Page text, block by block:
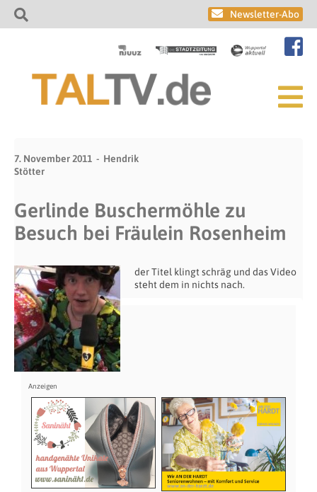
Newsletter-Abo
7. November 2011
Hendrik
Stötter
Gerlinde Buschermöhle zu
Besuch bei Fräulein Rosenheim
der Titel klingt schräg und das Video
steht dem in nichts nach.